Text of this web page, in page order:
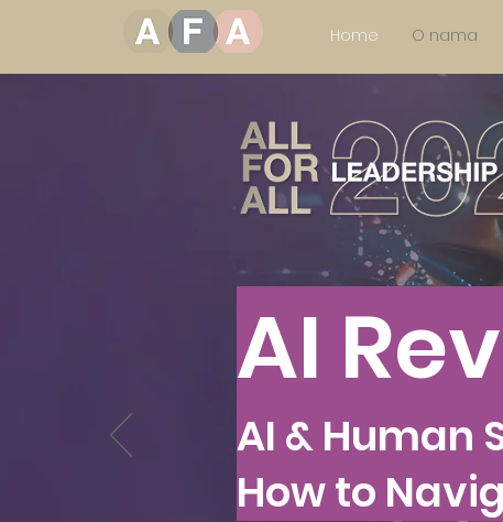
Home O nama
AI
AI & Human
How to